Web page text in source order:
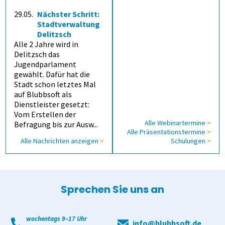
29.05. Nächster Schritt:
Stadtverwaltung
Delitzsch
Alle 2 Jahre wird in
Delitzsch das
Jugendparlament
gewählt. Dafür hat die
Stadt schon letztes Mal
auf Blubbsoft als
Dienstleister gesetzt:
Vom Erstellen der
Befragung bis zur Ausw...
Alle Nachrichten anzeigen >
Alle Webinartermine >
Alle Präsentations­termine >
Schulungen >
Sprechen Sie uns an
wochentags 9–17 Uhr